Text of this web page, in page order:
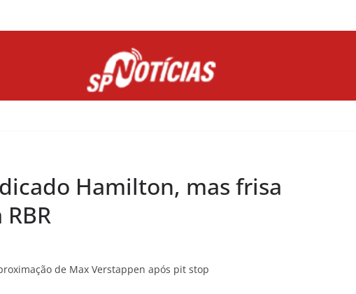
Hamilton, mas frisa
de Max Verstappen após pit stop